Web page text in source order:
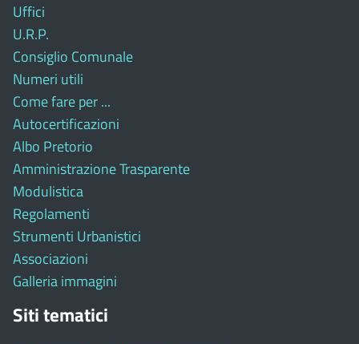
Uffici
U.R.P.
Consiglio Comunale
Numeri utili
Come fare per ...
Autocertificazioni
Albo Pretorio
Amministrazione Trasparente
Modulistica
Regolamenti
Strumenti Urbanistici
Associazioni
Galleria immagini
Siti tematici